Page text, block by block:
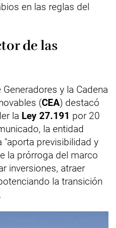
en las reglas del
de las
y la Cadena
(CEA) destacó
la Ley 27.191 por 20
la entidad
previsibilidad y
la prórroga del marco
inversiones, atraer
la transición